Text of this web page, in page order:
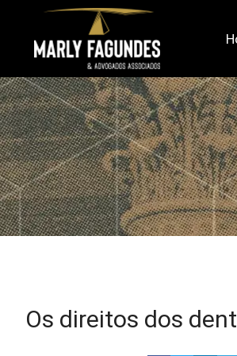
Os direitos dos